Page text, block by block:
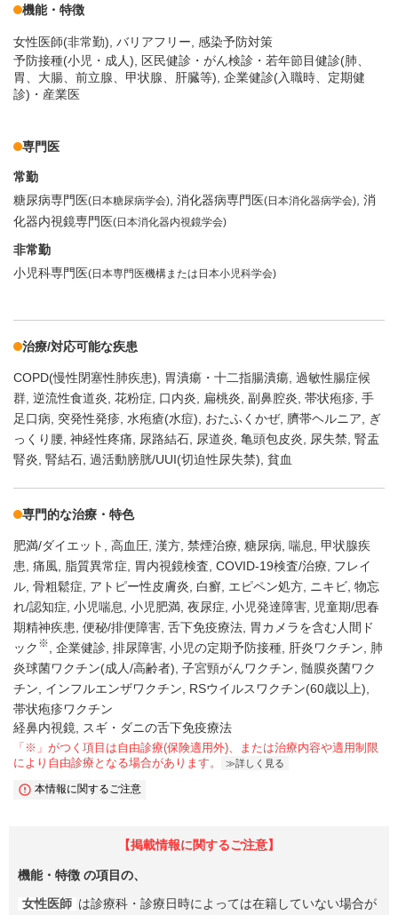
機能・特徴
女性医師(非常勤) バリアフリー 感染予防対策
予防接種(小児・成人), 区民健診・がん検診・若年節目健診(肺、
胃、大腸、前立腺、甲状腺、肝臓等), 企業健診(入職時、定期健
診)・産業医
専門医
常勤
糖尿病専門医(日本糖尿病学会) 消化器病専門医(日本消化器病学会) 消
化器内視鏡専門医(日本消化器内視鏡学会)
非常勤
小児科専門医(日本専門医機構または日本小児科学会)
治療/対応可能な疾患
COPD(慢性閉塞性肺疾患) 胃潰瘍・十二指腸潰瘍 過敏性腸症候
群 逆流性食道炎 花粉症 口内炎 扁桃炎 副鼻腔炎 帯状疱疹 手
足口病
突発性発疹 水疱瘡(水痘) おたふくかぜ 臍帯ヘルニア
ぎ
っくり腰 神経性疼痛 尿路結石 尿道炎 亀頭包皮炎 尿失禁 腎盂
腎炎 腎結石 過活動膀胱/UUI(切迫性尿失禁) 貧血
専門的な治療・特色
肥満/ダイエット 高血圧 漢方 禁煙治療 糖尿病 喘息
甲状腺疾
患 痛風 脂質異常症 胃内視鏡検査 COVID-19検査/治療
フレイ
ル 骨粗鬆症 アトピー性皮膚炎 白癬 エピペン処方 ニキビ 物忘
れ/認知症 小児喘息 小児肥満 夜尿症 小児発達障害
児童期/思春
期精神疾患 便秘/排便障害 舌下免疫療法
胃カメラを含む人間ド
ック ※ 企業健診 排尿障害 小児の定期予防接種 肝炎ワクチン
肺
炎球菌ワクチン(成人/高齢者) 子宮頸がんワクチン 髄膜炎菌ワク
チン
インフルエンザワクチン
RSウイルスワクチン(60歳以上)
帯状疱疹ワクチン
経鼻内視鏡, スギ・ダニの舌下免疫療法
「※」がつく項目は自由診療(保険適用外)、または治療内容や適用制限
により自由診療となる場合があります。
詳しく見る
本情報に関するご注意
【掲載情報に関するご注意】
機能・特徴 の項目の、
女性医師 は診療科・診療日時によっては在籍していない場合が